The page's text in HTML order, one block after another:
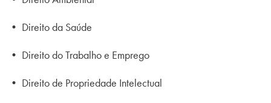
• Direito da Saúde
• Direito do Trabalho e Emprego
• Direito de Propriedade Intelectual